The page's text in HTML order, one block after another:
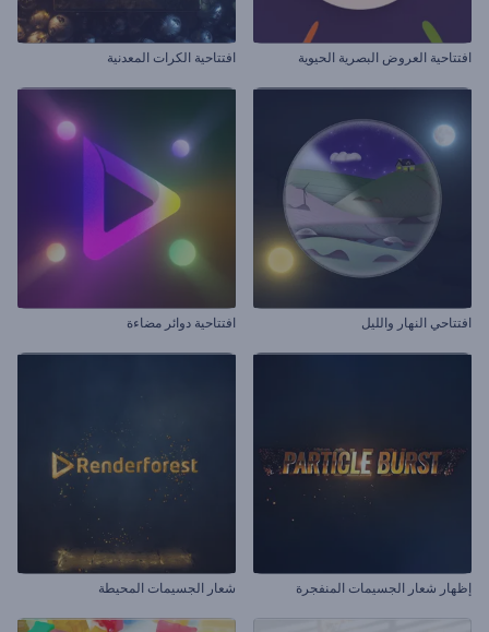
افتتاحية العروض البصرية الحيوية افتتاحية الكرات المعدنية
افتتاحي النهار والليل افتتاحية دوائر مضاءة
إظهار شعار الجسيمات المنفجرة شعار الجسيمات المحيطة